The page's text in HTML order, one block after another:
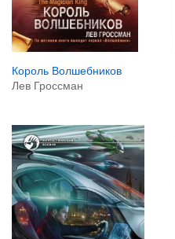
Король Волшебников
Лев Гроссман